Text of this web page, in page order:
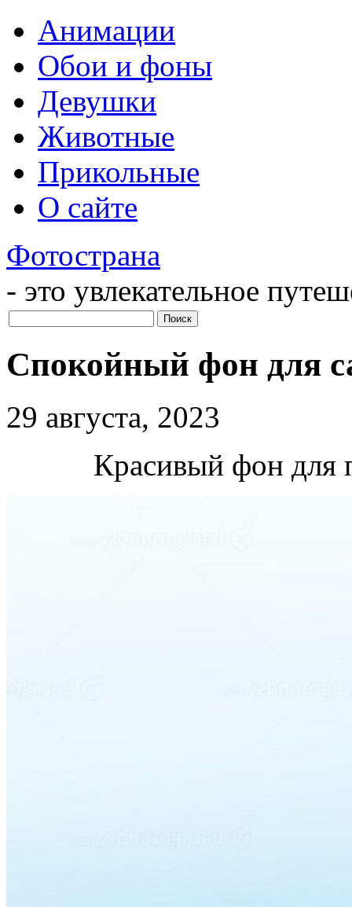
Анимации
Обои и фоны
Девушки
Животные
Прикольные
О сайте
Фотострана
- это увлекательное
Спокойный фон для
29 августа, 2023
Красивый фон для